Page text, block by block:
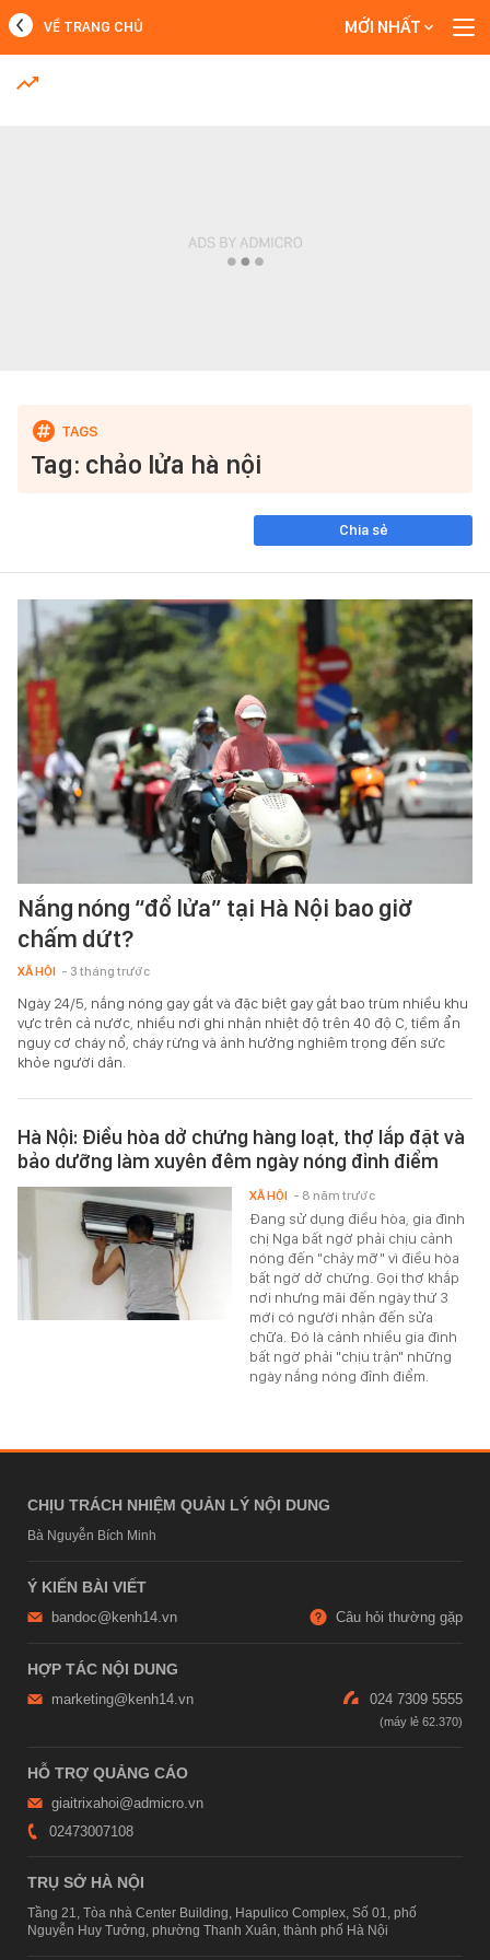
MỚI NHẤT
VỀ TRANG CHỦ MỚI NHẤT
Tag: chảo lửa hà nội
Chia sẻ
Nắng nóng “đổ lửa” tại Hà Nội bao giờ
chấm dứt?
XÃ HỘI - 3 tháng trước
Ngày 24/5, nắng nóng gay gắt và đặc biệt gay gắt bao trùm nhiều khu
vực trên cả nước, nhiều nơi ghi nhận nhiệt độ trên 40 độ C, tiềm ẩn
nguy cơ cháy nổ, cháy rừng và ảnh hưởng nghiêm trọng đến sức
khỏe người dân.
Hà Nội: Điều hòa dở chứng hàng loạt, thợ lắp đặt và
bảo dưỡng làm xuyên đêm ngày nóng đỉnh điểm
Đang sử dụng điều hòa, gia đình
chị Nga bất ngờ phải chịu cảnh
nóng đến "chảy mỡ" vì điều hòa
bất ngờ dở chứng. Gọi thợ khắp
nơi nhưng mãi đến ngày thứ 3
mới có người nhận đến sửa
chữa. Đó là cảnh nhiều gia đình
bất ngờ phải "chịu trận" những
ngày nắng nóng đỉnh điểm.
XÃ HỘI - 8 năm trước
CHỊU TRÁCH NHIỆM QUẢN LÝ NỘI DUNG
Bà Nguyễn Bích Minh
Ý KIẾN BÀI VIẾT
bandoc@kenh14.vn Câu hỏi thường gặp
HỢP TÁC NỘI DUNG
marketing@kenh14.vn 024 7309 5555
HỖ TRỢ QUẢNG CÁO
giaitrixahoi@admicro.vn
02473007108
TRỤ SỞ HÀ NỘI
Tầng 21, Tòa nhà Center Building, Hapulico Complex, Số 01, phố
Nguyễn Huy Tưởng, phường Thanh Xuân, thành phố Hà Nội